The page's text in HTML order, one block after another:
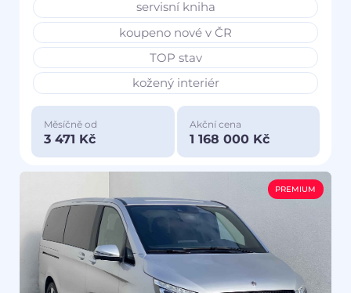
servisní kniha
koupeno nové v ČR
TOP stav
kožený interiér
Měsíčně od
3 471 Kč
Akční cena
1 168 000 Kč
PREMIUM